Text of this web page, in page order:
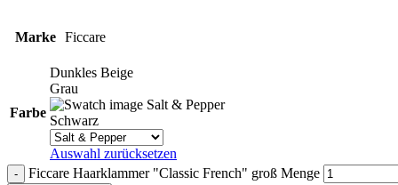
Marke Ficcare
Farbe
Dunkles Beige
Grau
Salt & Pepper
Schwarz
Auswahl zurücksetzen
Ficcare Haarklammer "Classic French" groß Menge